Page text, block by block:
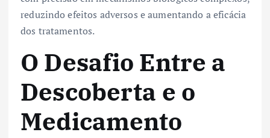
reduzindo efeitos adversos e aumentando a eficácia
dos tratamentos.
O Desafio Entre a
Descoberta e o
Medicamento